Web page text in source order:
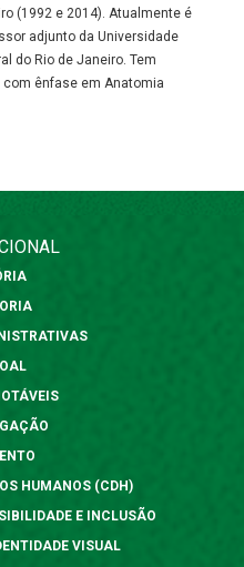
(1992 e 2014). Atualmente é
adjunto da Universidade
do Rio de Janeiro. Tem
com ênfase em Anatomia
HUMANOS (CDH)
E INCLUSÃO
VISUAL